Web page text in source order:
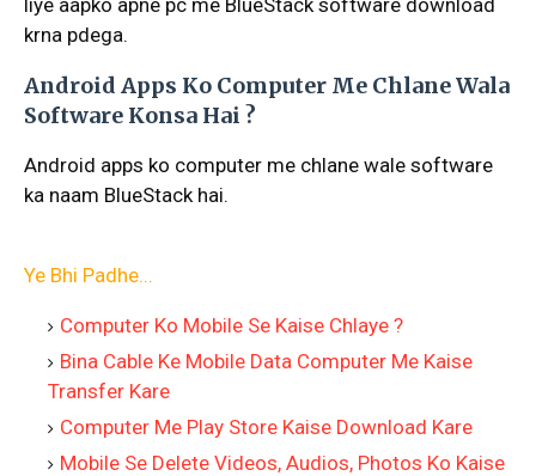
liye aapko apne pc me BlueStack software download
krna pdega.
Android Apps Ko Computer Me Chlane Wala
Software Konsa Hai ?
Android apps ko computer me chlane wale software
ka naam BlueStack hai.
Ye Bhi Padhe...
Computer Ko Mobile Se Kaise Chlaye ?
Bina Cable Ke Mobile Data Computer Me Kaise
Transfer Kare
Computer Me Play Store Kaise Download Kare
Mobile Se Delete Videos, Audios, Photos Ko Kaise